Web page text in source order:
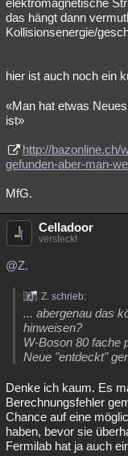
elektromagnetische
das hängt dann
Kollisionsenergie/
hier ist auch noch ein
«Man hat etwas
ist»
http://bazonline.ch/
gefunden-aber-man-
MfG.
Celladoor
versteckt
@Z.
Z. schrieb:
... abergenau das
hinweisen?
W-Boson 80 fache
Neue "entdeckt"
Denke ich kaum. Es
Berechnungsfehler
Chance auf eine
haben, bevor sie
Fermilab hat ja auch